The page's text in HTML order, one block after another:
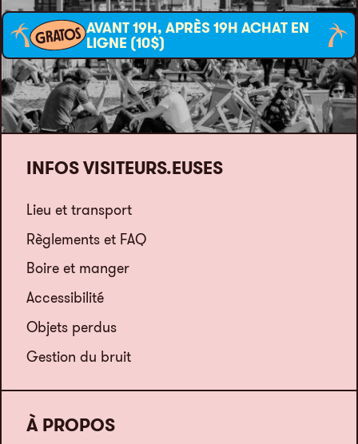
GRATOS AVANT 19H, APRÈS 19H ACHAT EN
LIGNE (10$)
INFOS VISITEURS.EUSES
Lieu et transport
Règlements et FAQ
Boire et manger
Accessibilité
Objets perdus
Gestion du bruit
À PROPOS